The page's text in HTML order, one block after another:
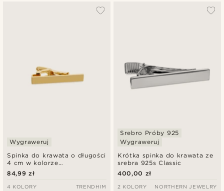
Spinka do krawata o długości
4 cm w kolorze
polerowanego złota
Wygraweruj
84,99 zł
4 KOLORY TRENDHIM
Krótka spinka do krawata ze
srebra 925s Classic
Srebro Próby 925
Wygraweruj
400,00 zł
2 KOLORY NORTHERN JEWELRY